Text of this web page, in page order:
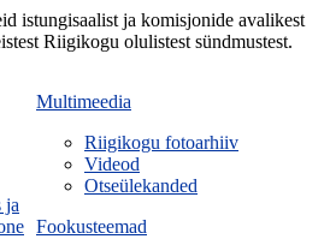
istungisaalist ja komisjonide avalikest
Riigikogu olulistest sündmustest.
Multimeedia
Riigikogu fotoarhiiv
Videod
Otseülekanded
Fookusteemad
ja